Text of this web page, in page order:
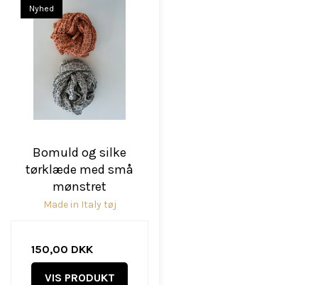
Nyhed
Bomuld og silke
tørklæde med små
mønstret
Made in Italy tøj
150,00 DKK
VIS PRODUKT